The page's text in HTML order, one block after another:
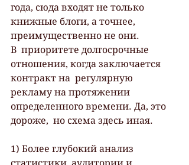
года, сюда входят не только
книжные блоги, а точнее,
преимущественно не они.
В  приоритете долгосрочные
отношения, когда заключается
контракт на  регулярную
рекламу на протяжении
определенного времени. Да, это
дороже,  но схема здесь иная.
1) Более глубокий анализ